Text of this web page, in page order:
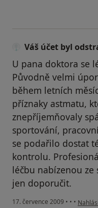
Váš účet byl
U pana doktora se
Původně velmi
během letních
příznaky astmatu,
znepříjemňovaly
sportování,
se podařilo dostat
kontrolu.
léčbu nabízenou
jen doporučit.
17. července 2009 • • • podle